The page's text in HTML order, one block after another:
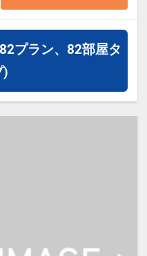
）の施設使用
プラン、82部屋タ
)